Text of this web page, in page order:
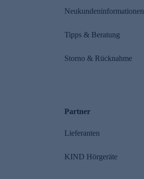
Neukundeninformationen
Tipps & Beratung
Storno & Rücknahme
Partner
Lieferanten
KIND Hörgeräte